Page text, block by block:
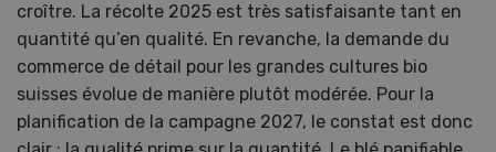
croître. La récolte 2025 est très satisfaisante tant en
quantité qu’en qualité. En revanche, la demande du
commerce de détail pour les grandes cultures bio
suisses évolue de manière plutôt modérée. Pour la
planification de la campagne 2027, le constat est donc